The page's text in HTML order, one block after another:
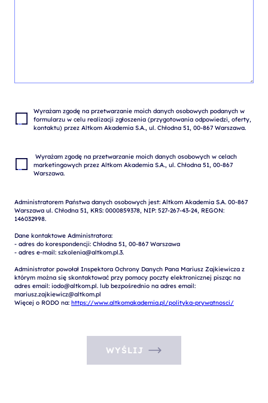
Wyrażam zgodę na przetwarzanie moich danych osobowych podanych w
formularzu w celu realizacji zgłoszenia (przygotowania odpowiedzi, oferty,
marketingowych przez Altkom Akademia S.A., ul. Chłodna 51, 00-867
Administratorem Państwa danych osobowych jest: Altkom Akademia S.A. 00-867
Warszawa ul. Chłodna 51, KRS: 0000859378, NIP: 527-267-43-24, REGON:
146032998.
Dane kontaktowe Administratora:
- adres do korespondencji: Chłodna 51, 00-867 Warszawa
- adres e-mail: szkolenia@altkom.pl.3.
Administrator powołał Inspektora Ochrony Danych Pana Mariusz Zajkiewicza z
którym można się skontaktować przy pomocy poczty elektronicznej pisząc na
adres email: iodo@altkom.pl. lub bezpośrednio na adres email:
mariusz.zajkiewicz@altkom.pl
Więcej o RODO na: https://www.altkomakademia.pl/polityka-prywatnosci/
WYŚLIJ